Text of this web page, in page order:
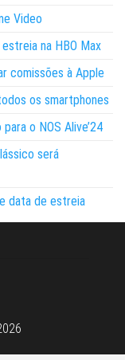
Video
na HBO Max
comissões à Apple
os smartphones
o NOS Alive’24
será
data de estreia